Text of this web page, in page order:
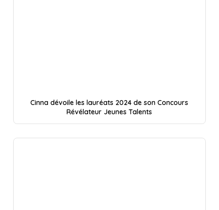
Cinna dévoile les lauréats 2024 de son Concours
Révélateur Jeunes Talents